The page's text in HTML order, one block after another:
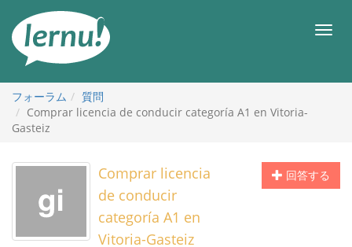
メ
フォーラム
質問
Comprar licencia de conducir categoría A1 en Vitoria-
Gasteiz
回答する
Comprar licencia
de conducir
categoría A1 en
Vitoria-Gasteiz